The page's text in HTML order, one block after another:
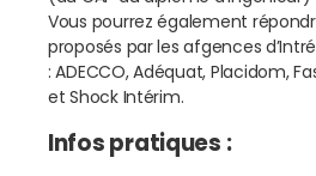
Vous pourrez également
proposés par les afgences
: ADECCO, Adéquat, Placidom,
et Shock Intérim.
Infos pratiques :